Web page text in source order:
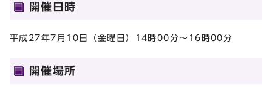
開催日時
平成27年7月10日（金曜日）14時00分～16時00分
開催場所